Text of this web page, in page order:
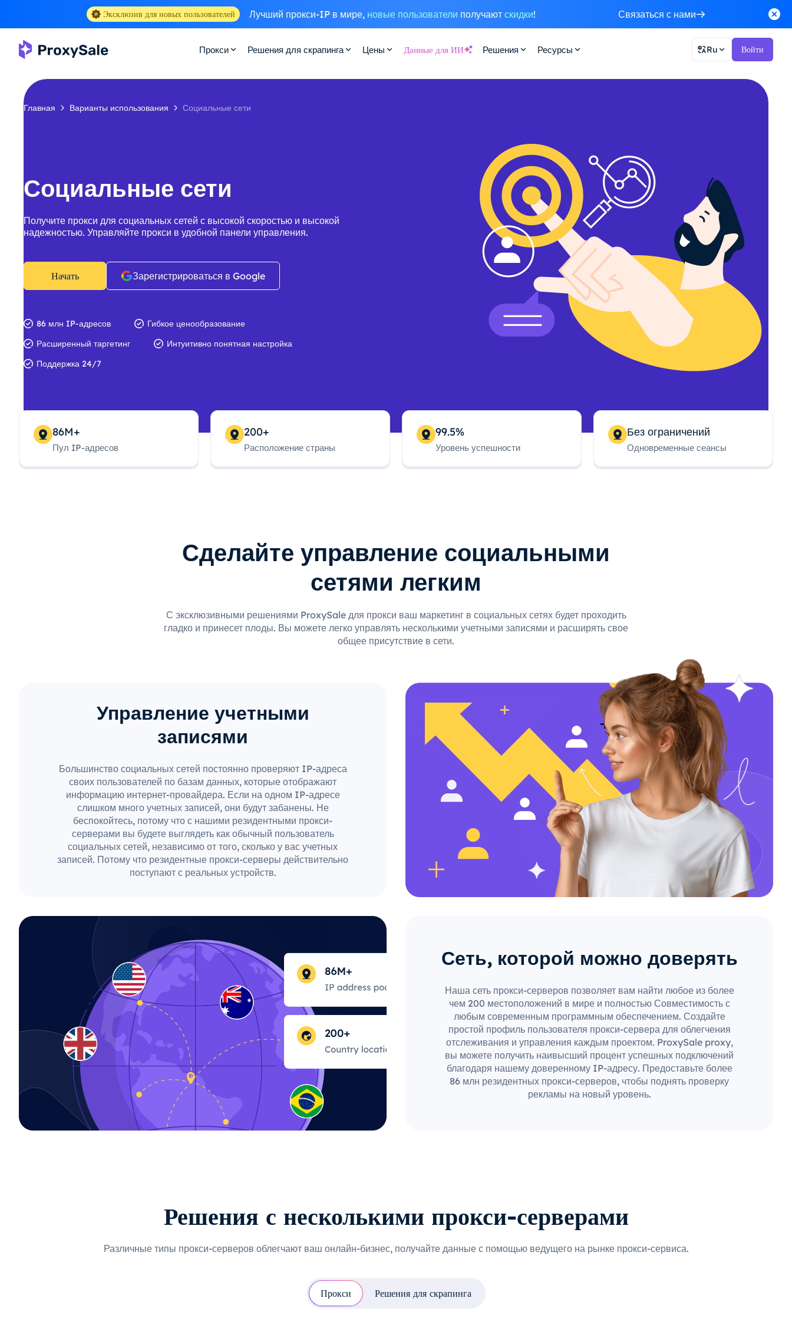
Эксклюзив для новых пользователей Лучший прокси-IP в мире, новые пользователи получают скидки! Связаться с нами
Прокси Решения для скрапинга Цены Данные для ИИ Решения Ресурсы Ru Войти
Главная Варианты использования Социальные сети
Социальные сети
Получите прокси для социальных сетей с высокой скоростью и высокой
надежностью. Управляйте прокси в удобной панели управления.
Начать Зарегистрироваться в Google
86 млн IP-адресов
Гибкое ценообразование
Расширенный таргетинг
Интуитивно понятная настройка
Поддержка 24/7
86M+
Пул IP-адресов
200+
Расположение страны
99.5%
Уровень успешности
Без ограничений
Одновременные сеансы
Сделайте управление социальными
сетями легким
С эксклюзивными решениями ProxySale для прокси ваш маркетинг в социальных сетях будет проходить
гладко и принесет плоды. Вы можете легко управлять несколькими учетными записями и расширять свое
общее присутствие в сети.
Управление учетными
записями
Большинство социальных сетей постоянно проверяют IP-адреса
своих пользователей по базам данных, которые отображают
информацию интернет-провайдера. Если на одном IP-адресе
слишком много учетных записей, они будут забанены. Не
беспокойтесь, потому что с нашими резидентными прокси-
серверами вы будете выглядеть как обычный пользователь
социальных сетей, независимо от того, сколько у вас учетных
записей. Потому что резидентные прокси-серверы действительно
поступают с реальных устройств.
Сеть, которой можно доверять
Наша сеть прокси-серверов позволяет вам найти любое из более
чем 200 местоположений в мире и полностью Совместимость с
любым современным программным обеспечением. Создайте
простой профиль пользователя прокси-сервера для облегчения
отслеживания и управления каждым проектом. ProxySale proxy,
вы можете получить наивысший процент успешных подключений
благодаря нашему доверенному IP-адресу. Предоставьте более
86 млн резидентных прокси-серверов, чтобы поднять проверку
рекламы на новый уровень.
Решения с несколькими прокси-серверами
Различные типы прокси-серверов облегчают ваш онлайн-бизнес, получайте данные с помощью ведущего на рынке прокси-сервиса.
Прокси Решения для скрапинга